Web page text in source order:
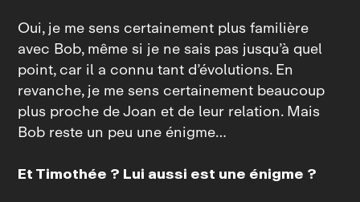
Oui, je me sens certainement plus familière
avec Bob, même si je ne sais pas jusqu’à quel
point, car il a connu tant d’évolutions. En
revanche, je me sens certainement beaucoup
plus proche de Joan et de leur relation. Mais
Bob reste un peu une énigme…
Et Timothée ? Lui aussi est une énigme ?